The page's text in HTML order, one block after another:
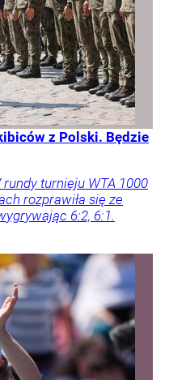
z Polski. Będzie
turnieju WTA 1000
rozprawiła się ze
6:2, 6:1.